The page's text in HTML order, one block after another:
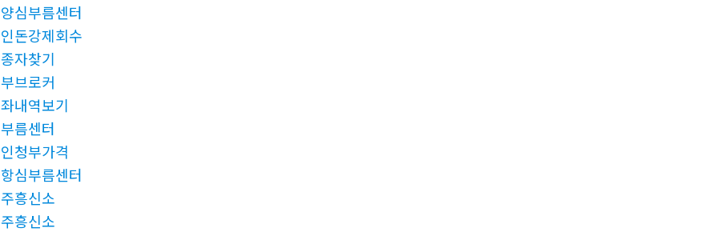
심부름센터
돈강제회수
자찾기
브로커
내역보기
름센터
청부가격
심부름센터
흥신소
흥신소